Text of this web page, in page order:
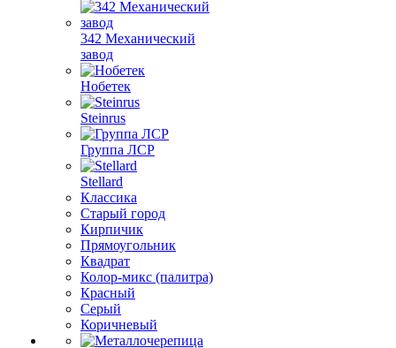
342 Механический
завод
Нобетек
Steinrus
Группа ЛСР
Stellard
Классика
Старый город
Кирпичик
Прямоугольник
Квадрат
Колор-микс (палитра)
Красный
Серый
Коричневый